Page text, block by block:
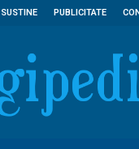
SUSTINE PUBLICITATE